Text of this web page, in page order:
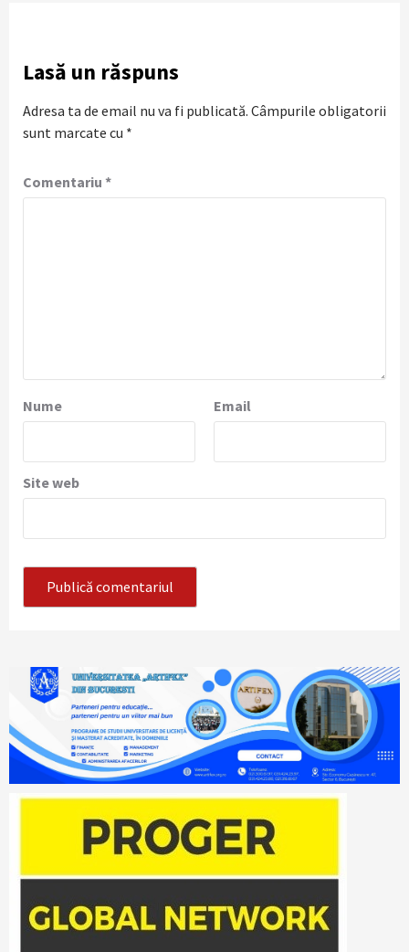
Lasă un răspuns
Adresa ta de email nu va fi publicată. Câmpurile obligatorii
sunt marcate cu *
Comentariu *
Nume Email
Site web